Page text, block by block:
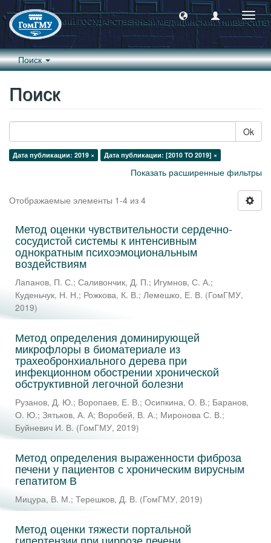
Поиск
Поиск
Ok
Дата публикации: 2019 × Дата публикации: [2010 TO 2019] ×
Показать расширенные фильтры
Отображаемые элементы 1-4 из 4
Метод оценки чувствительности сердечно-
сосудистой системы к интенсивным
однократным психоэмоциональным
воздействиям
Лапанов, П. С.; Саливончик, Д. П.; Игумнов, С. А.;
Куденьчук, Н. Н.; Рожкова, К. В.; Лемешко, Е. В. (ГомГМУ,
2019)
Метод определения доминирующей
микрофлоры в биоматериале из
трахеобронхиального дерева при
инфекционном обострении хронической
обструктивной легочной болезни
Рузанов, Д. Ю.; Воропаев, Е. В.; Осипкина, О. В.; Баранов,
О. Ю.; Зятьков, А. А; Воробей, В. А.; Миронова С. В.;
Буйневич И. В. (ГомГМУ, 2019)
Метод определения выраженности фиброза
печени у пациентов с хроническим вирусным
гепатитом В
Мицура, В. М.; Терешков, Д. В. (ГомГМУ, 2019)
Метод оценки тяжести портальной